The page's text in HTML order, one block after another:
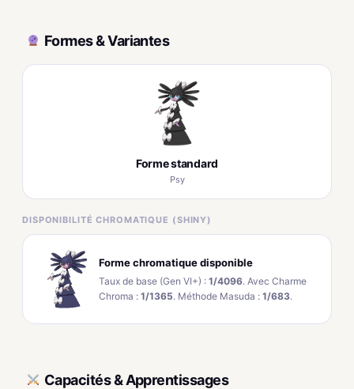
Formes & Variantes
Forme standard
Psy
DISPONIBILITÉ CHROMATIQUE (SHINY)
Forme chromatique disponible
Taux de base (Gen VI+) : 1/4096. Avec Charme
Chroma : 1/1365. Méthode Masuda : 1/683.
Capacités & Apprentissages